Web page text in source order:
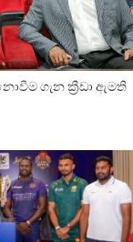
ගැන ක්‍රීඩා ඇමති